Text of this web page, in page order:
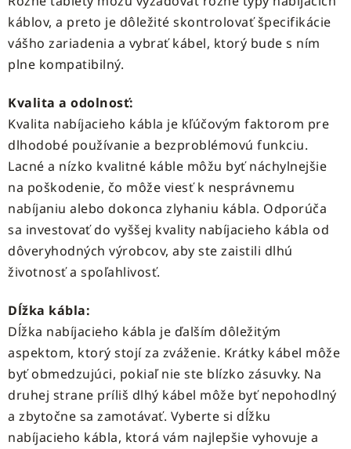
káblov, a preto je dôležité skontrolovať špecifikácie
vášho zariadenia a vybrať kábel, ktorý bude s ním
plne kompatibilný.
Kvalita a odolnosť:
Kvalita nabíjacieho kábla je kľúčovým faktorom pre
dlhodobé používanie a bezproblémovú funkciu.
Lacné a nízko kvalitné káble môžu byť náchylnejšie
na poškodenie, čo môže viesť k nesprávnemu
nabíjaniu alebo dokonca zlyhaniu kábla. Odporúča
sa investovať do vyššej kvality nabíjacieho kábla od
dôveryhodných výrobcov, aby ste zaistili dlhú
životnosť a spoľahlivosť.
Dĺžka kábla:
Dĺžka nabíjacieho kábla je ďalším dôležitým
aspektom, ktorý stojí za zváženie. Krátky kábel môže
byť obmedzujúci, pokiaľ nie ste blízko zásuvky. Na
druhej strane príliš dlhý kábel môže byť nepohodlný
a zbytočne sa zamotávať. Vyberte si dĺžku
nabíjacieho kábla, ktorá vám najlepšie vyhovuje a